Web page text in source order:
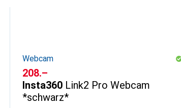
Webcam
CHF
208.–
Insta360 Link2 Pro Webcam
*schwarz*